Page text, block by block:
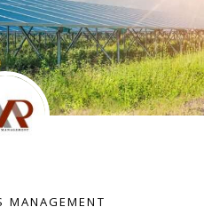
MANAGEMENT